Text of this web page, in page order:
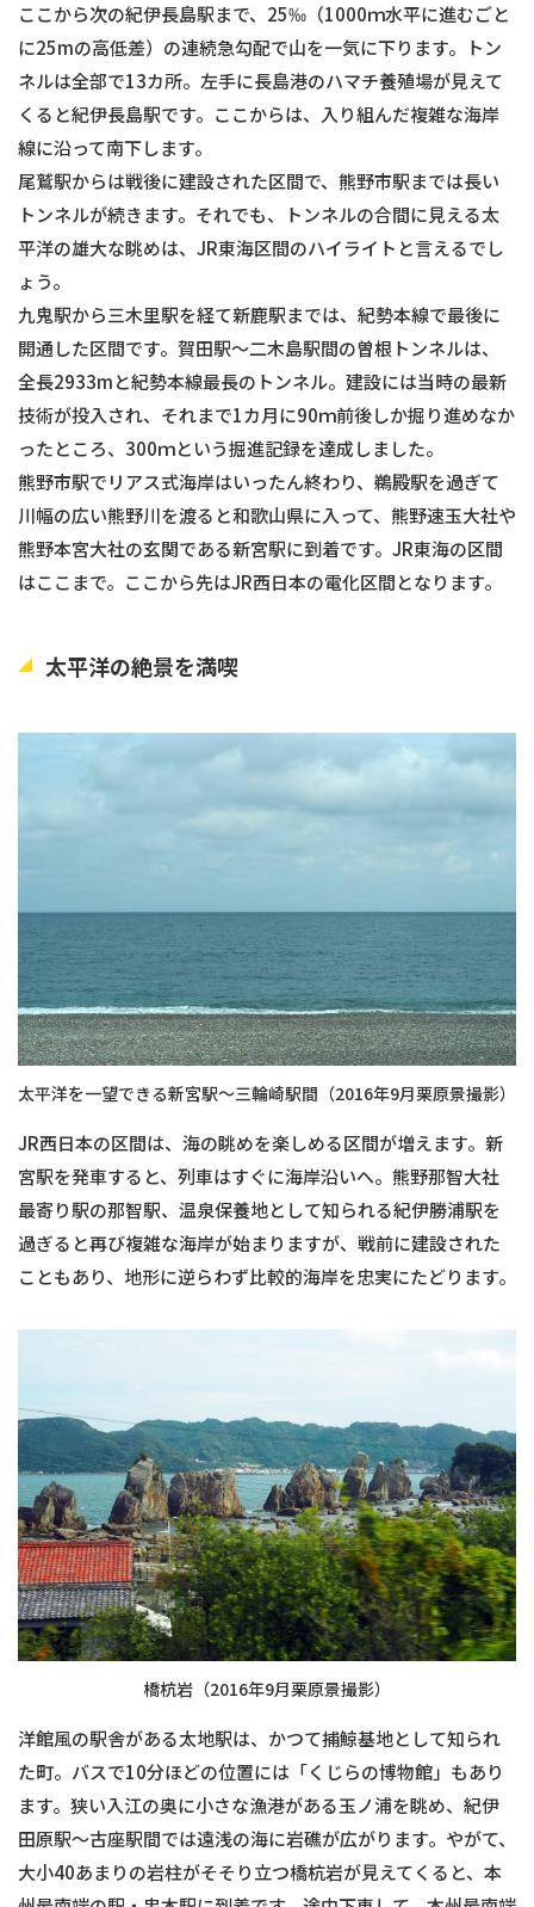
ここから次の紀伊長島駅まで、25‰（1000ｍ水平に進むごと
に25mの高低差）の連続急勾配で山を一気に下ります。トン
ネルは全部で13カ所。左手に長島港のハマチ養殖場が見えて
くると紀伊長島駅です。ここからは、入り組んだ複雑な海岸
線に沿って南下します。
尾鷲駅からは戦後に建設された区間で、熊野市駅までは長い
トンネルが続きます。それでも、トンネルの合間に見える太
平洋の雄大な眺めは、JR東海区間のハイライトと言えるでし
ょう。
九鬼駅から三木里駅を経て新鹿駅までは、紀勢本線で最後に
開通した区間です。賀田駅〜二木島駅間の曽根トンネルは、
全長2933mと紀勢本線最長のトンネル。建設には当時の最新
技術が投入され、それまで1カ月に90ｍ前後しか掘り進めなか
ったところ、300ｍという掘進記録を達成しました。
熊野市駅でリアス式海岸はいったん終わり、鵜殿駅を過ぎて
川幅の広い熊野川を渡ると和歌山県に入って、熊野速玉大社や
熊野本宮大社の玄関である新宮駅に到着です。JR東海の区間
はここまで。ここから先はJR西日本の電化区間となります。
太平洋の絶景を満喫
太平洋を一望できる新宮駅～三輪崎駅間（2016年9月栗原景撮影）
JR西日本の区間は、海の眺めを楽しめる区間が増えます。新
宮駅を発車すると、列車はすぐに海岸沿いへ。熊野那智大社
最寄り駅の那智駅、温泉保養地として知られる紀伊勝浦駅を
過ぎると再び複雑な海岸が始まりますが、戦前に建設された
こともあり、地形に逆らわず比較的海岸を忠実にたどります。
橋杭岩（2016年9月栗原景撮影）
洋館風の駅舎がある太地駅は、かつて捕鯨基地として知られ
た町。バスで10分ほどの位置には「くじらの博物館」もあり
ます。狭い入江の奥に小さな漁港がある玉ノ浦を眺め、紀伊
田原駅〜古座駅間では遠浅の海に岩礁が広がります。やがて、
大小40あまりの岩柱がそそり立つ橋杭岩が見えてくると、本